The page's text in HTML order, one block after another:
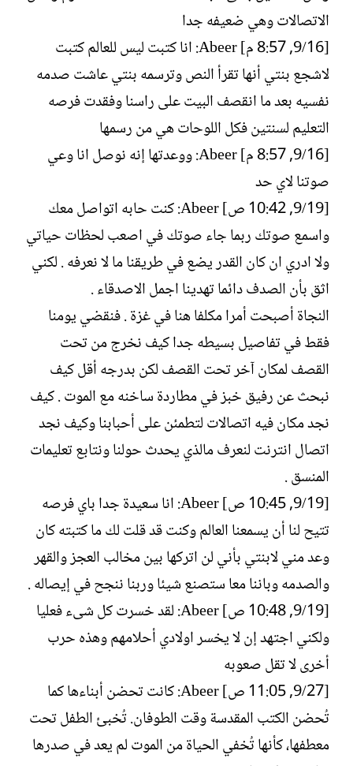
الاتصالات وهي ضعيفه جدا
[16/‏9, 8:57 م] Abeer: انا كتبت ليس للعالم كتبت
لاشجع بنتي أنها تقرأ النص وترسمه بنتي عاشت صدمه
نفسيه بعد ما انقصف البيت على راسنا وفقدت فرصه
التعليم لسنتين فكل اللوحات هي من رسمها
[16/‏9, 8:57 م] Abeer: ووعدتها إنه نوصل انا وعي
صوتنا لاي حد
[19/‏9, 10:42 ص] Abeer: كنت حابه اتواصل معك
واسمع صوتك ربما جاء صوتك في اصعب لحظات حياتي
ولا ادري ان كان القدر يضع في طريقنا ما لا نعرفه . لكني
اثق بأن الصدف دائما تهدينا اجمل الاصدقاء .
النجاة أصبحت أمرا مكلفا هنا في غزة . فنقضي يومنا
فقط في تفاصيل بسيطه جدا كيف نخرج من تحت
القصف لمكان آخر تحت القصف لكن بدرجه أقل كيف
نبحث عن رفيق خبز في مطاردة ساخنه مع الموت . كيف
نجد مكان فيه اتصالات لتطمئن على أحبابنا وكيف نجد
اتصال انترنت لنعرف مالذي يحدث حولنا ونتابع تعليمات
المنسق .
[19/‏9, 10:45 ص] Abeer: انا سعيدة جدا باي فرصه
تتيح لنا أن يسمعنا العالم وكنت قد قلت لك ما كتبته كان
وعد مني لابنتي بأني لن اتركها بين مخالب العجز والقهر
والصدمه وباننا معا ستصنع شيئا وربنا ننجح في إيصاله .
[19/‏9, 10:48 ص] Abeer: لقد خسرت كل شىء فعليا
ولكني اجتهد إن لا يخسر اولادي أحلامهم وهذه حرب
أخرى لا تقل صعوبه
[27/‏9, 11:05 ص] Abeer: كانت تحضن أبناءها كما
تُحضن الكتب المقدسة وقت الطوفان. تُخبئ الطفل تحت
معطفها، كأنها تُخفي الحياة من الموت لم يعد في صدرها